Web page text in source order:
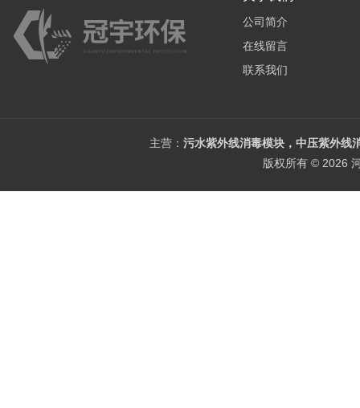
公司简介
在线留言
联系我们
主营： 污水紫外线消毒模块，中压紫外线
版权所有 © 2026